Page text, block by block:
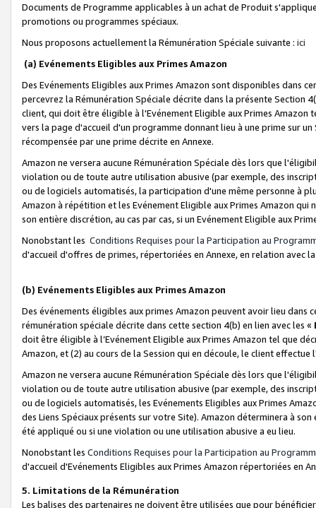
Documents de Programme applicables à un achat de Produit
promotions ou programmes spéciaux.
Nous proposons actuellement la Rémunération Spéciale suivante : ici
(a) Evénements Eligibles aux Primes Amazon
Des Evénements Eligibles aux Primes Amazon sont disponibles dans
percevrez la Rémunération Spéciale décrite dans la présente Section
client, qui doit être éligible à l'Evénement Eligible aux Primes Amazon
vers la page d'accueil d'un programme donnant lieu à une prime sur
récompensée par une prime décrite en Annexe.
Amazon ne versera aucune Rémunération Spéciale dès lors que
violation ou de toute autre utilisation abusive (par exemple, des
ou de logiciels automatisés, la participation d'une même personne à
Amazon à répétition et les Evénement Eligible aux Primes Amazon qui
son entière discrétion, au cas par cas, si un Evénement Eligible aux
Nonobstant les Conditions Requises pour la Participation au
d'accueil d'offres de primes, répertoriées en Annexe, en relation avec
(b) Evénements Eligibles aux Primes Amazon
Des événements éligibles aux primes Amazon peuvent avoir lieu dans
rémunération spéciale décrite dans cette section 4(b) en lien avec les «
doit être éligible à l’Evénement Eligible aux Primes Amazon tel que
Amazon, et (2) au cours de la Session qui en découle, le client
Amazon ne versera aucune Rémunération Spéciale dès lors que
violation ou de toute autre utilisation abusive (par exemple, des
ou de logiciels automatisés, les Evénements Eligibles aux Primes
des Liens Spéciaux présents sur votre Site). Amazon déterminera à
été appliqué ou si une violation ou une utilisation abusive a eu lieu.
Nonobstant les Conditions Requises pour la Participation au
d'accueil d'Evénements Eligibles aux Primes Amazon répertoriées en
5. Limitations de la Rémunération
Les balises des partenaires ne doivent être utilisées que pour